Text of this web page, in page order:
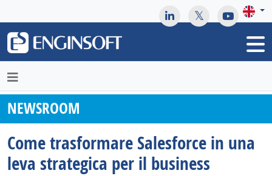
NEWSROOM
Come trasformare Salesforce in una
leva strategica per il business
May we use cookies to track your activities? We take your
privacy very seriously. Please see our privacy policy for details
and any questions.